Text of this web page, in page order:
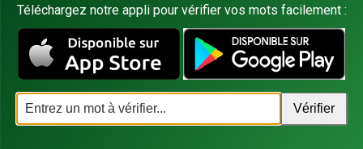
Téléchargez notre appli pour vérifier vos mots facilement :